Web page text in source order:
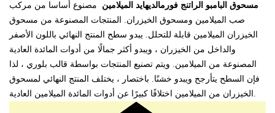
مسحوق البامبو الراتنج فورمالديهايد الميلامين مصنوع أساسا من مركب
صب الميلامين ومسحوق الخيزران. المنتجات المصنوعة من مسحوق
الخيزران الميلامين قابلة للتحلل. يبدو سطح المنتج النهائي باللون الأصفر
والداخل من الخيزران ، ويبدو أكثر جمالًا من أدوات المائدة العادية
المصنوعة من الميلامين. ويتم تصنيع المنتجات بواسطة قالب بلوري ، لذا
فإن السطح يتأرجح ويبدو خشنًا. باختصار ، يختلف المنتج النهائي لمسحوق
الخيزران من الميلامين اختلافًا كبيرًا عن أدوات المائدة الميلامين العادية.